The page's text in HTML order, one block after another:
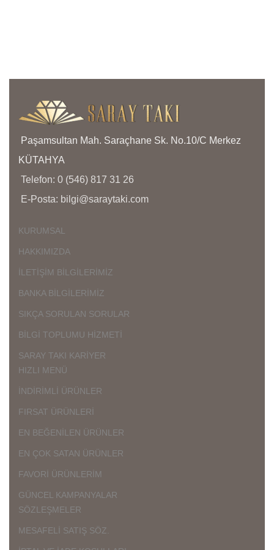
Paşamsultan Mah. Saraçhane Sk. No.10/C Merkez
KÜTAHYA
Telefon: 0 (546) 817 31 26
E-Posta: bilgi@saraytaki.com
KURUMSAL
HAKKIMIZDA
İLETİŞİM BİLGİLERİMİZ
BANKA BİLGİLERİMİZ
SIKÇA SORULAN SORULAR
BİLGİ TOPLUMU HİZMETİ
SARAY TAKI KARİYER
HIZLI MENÜ
İNDİRİMLİ ÜRÜNLER
FIRSAT ÜRÜNLERİ
EN BEĞENİLEN ÜRÜNLER
EN ÇOK SATAN ÜRÜNLER
FAVORİ ÜRÜNLERİM
GÜNCEL KAMPANYALAR
SÖZLEŞMELER
MESAFELİ SATIŞ SÖZ.